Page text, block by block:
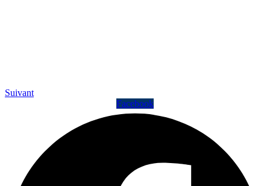
Suivant
Facebook